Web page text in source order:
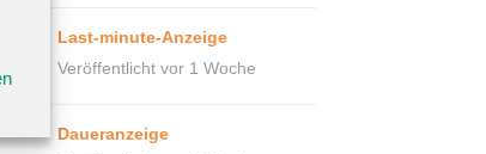
Last-minute-Anzeige
Veröffentlicht vor 1 Woche
Daueranzeige